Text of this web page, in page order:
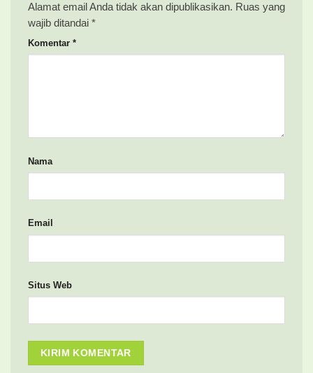
Alamat email Anda tidak akan dipublikasikan. Ruas yang
wajib ditandai *
Komentar *
Nama
Email
Situs Web